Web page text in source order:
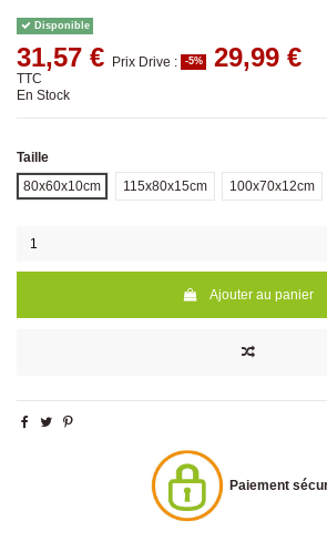
Disponible
31,57 € Prix Drive : -5% 29,99 €
TTC
En Stock
Taille
80x60x10cm
115x80x15cm 100x70x12cm
Ajouter au panier
Paiement